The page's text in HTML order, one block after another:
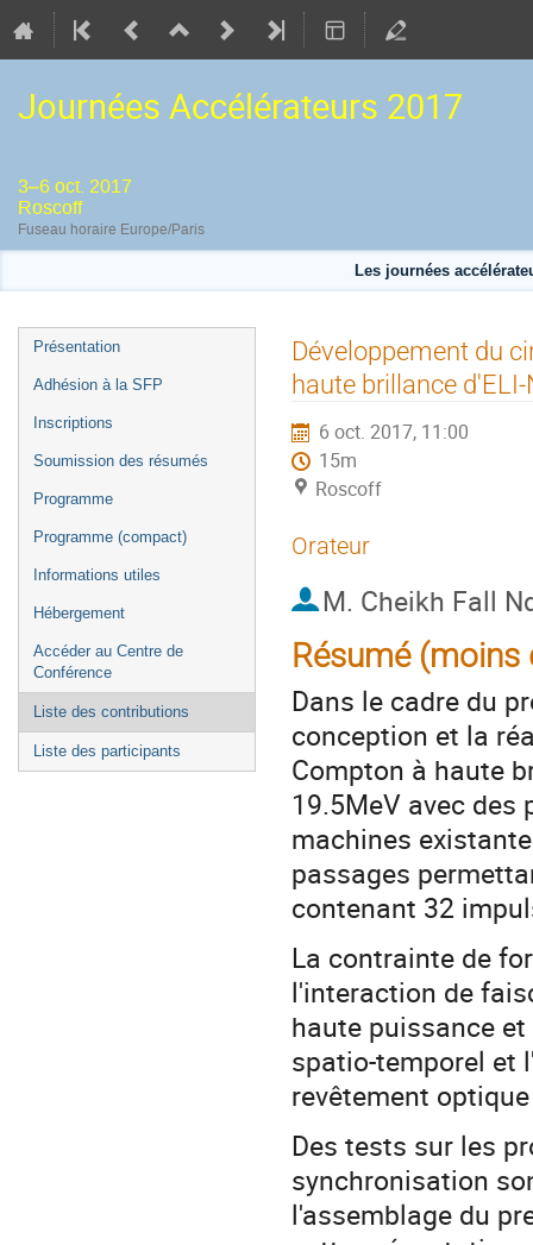
Journées Accélérateurs 2017
3–6 oct. 2017
Roscoff
Fuseau horaire Europe/Paris
Les journées
Menu
de
Présentation
Adhésion à la SFP
Inscriptions
Soumission des résumés
Programme
Programme (compact)
Informations utiles
Hébergement
Accéder au Centre de
Conférence
Liste des contributions
Liste des participants
Développement du
haute brillance d'ELI-
6 oct. 2017, 11:00
15m
Roscoff
Orateur
M. Cheikh Fall
Résumé
Dans le cadre du
conception et la
Compton à haute
19.5MeV avec des
machines
passages
contenant 32
La contrainte de
l'interaction de
haute puissance
spatio-temporel et
revêtement
Des tests sur les
synchronisation
l'assemblage du